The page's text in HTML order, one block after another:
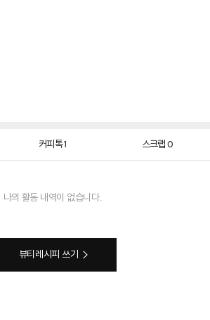
커피톡1 스크랩 0
나의 활동 내역이 없습니다.
뷰티레시피 쓰기